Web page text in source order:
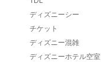
ディズニーシー
チケット
ディズニー混雑
ディズニーホテル空室